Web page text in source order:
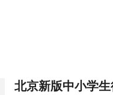
北京新版中小学